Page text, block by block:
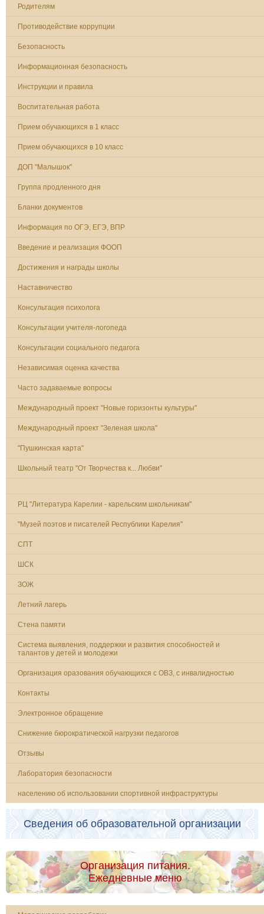
Родителям
Противодействие коррупции
Безопасность
Информационная безопасность
Инструкции и правила
Воспитательная работа
Прием обучающихся в 1 класс
Прием обучающихся в 10 класс
ДОП "Малышок"
Группа продленного дня
Бланки документов
Информация по ОГЭ, ЕГЭ, ВПР
Введение и реализация ФООП
Достижения и награды школы
Наставничество
Консультация психолога
Консультации учителя-логопеда
Консультации социального педагога
Независимая оценка качества
Часто задаваемые вопросы
Международный проект "Новые горизонты культуры"
Международный проект "Зеленая школа"
"Пушкинская карта"
Школьный театр "От Творчества к... Любви"
РЦ "Литература Карелии - карельским школьникам"
"Музей поэтов и писателей Республики Карелия"
СПТ
ШСК
ЗОЖ
Летний лагерь
Стена памяти
Система выявления, поддержки и развития способностей и
талантов у детей и молодежи
Организация оразования обучающихся с ОВЗ, с инвалидностью
Контакты
Электронное обращение
Снижение бюрократической нагрузки педагогов
Отзывы
Лаборатория безопасности
населению об использовании спортивной инфраструктуры
Сведения об образовательной организации
Организация питания.
Ежедневные меню